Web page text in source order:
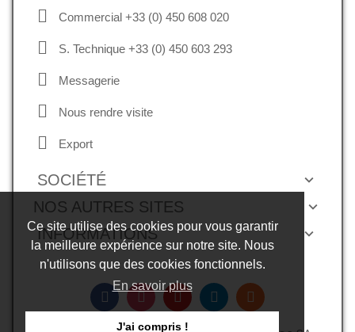
Ce site utilise des cookies pour vous garantir
la meilleure expérience sur notre site. Nous
n'utilisons que des cookies fonctionnels.
En savoir plus
J'ai compris !
Commercial +33 (0) 450 608 020
S. Technique +33 (0) 450 603 293
Messagerie
Nous rendre visite
Export
SOCIÉTÉ
NOS AUTRES SITES
INFORMATIONS